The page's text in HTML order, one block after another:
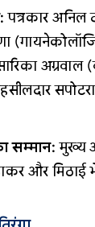
पत्रकार अनिल
अग्रवाल
सम्मान: मुख्य
और मिठाई